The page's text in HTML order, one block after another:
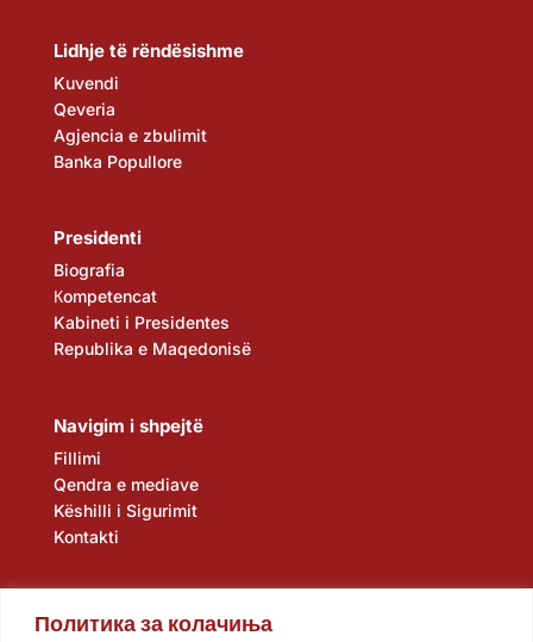
Политика за колачиња
Lidhje të rëndësishme
Kuvendi
Qeveria
Agjencia e zbulimit
Banka Popullore
Presidenti
Biografia
Кompetencat
Kabineti i Presidentes
Republika e Maqedonisë
Navigim i shpejtë
Fillimi
Qendra e mediave
Këshilli i Sigurimit
Kontakti